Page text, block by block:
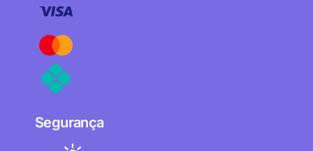
Segurança